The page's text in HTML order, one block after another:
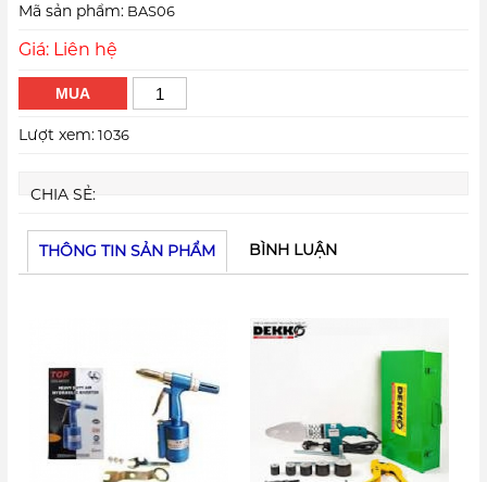
Mã sản phẩm:BAS06
Giá: Liên hệ
MUA
Lượt xem: 1036
CHIA SẺ:
THÔNG TIN SẢN PHẨM BÌNH LUẬN